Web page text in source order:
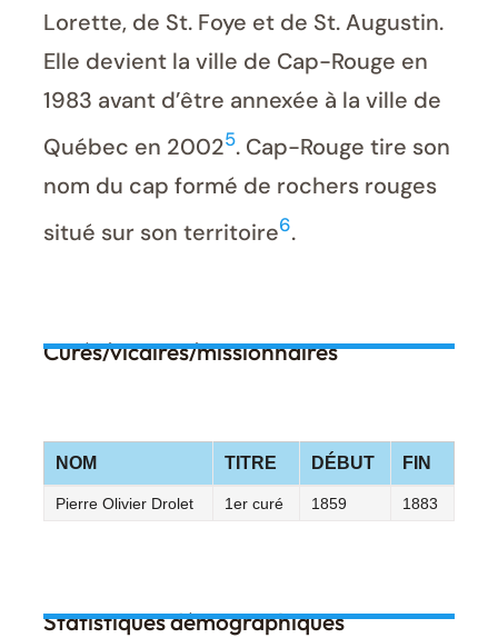
Lorette, de St. Foye et de St. Augustin.
Elle devient la ville de Cap-Rouge en
1983 avant d’être annexée à la ville de
Québec en 20025. Cap-Rouge tire son
nom du cap formé de rochers rouges
situé sur son territoire6.
Curés/vicaires/missionnaires
NOM TITRE DÉBUT FIN
Pierre Olivier Drolet 1er curé 1859 1883
Statistiques démographiques